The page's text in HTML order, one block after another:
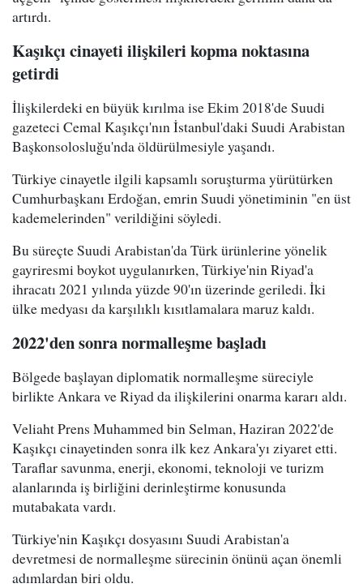
artırdı.
Kaşıkçı cinayeti ilişkileri kopma noktasına
getirdi
İlişkilerdeki en büyük kırılma ise Ekim 2018'de Suudi
gazeteci Cemal Kaşıkçı'nın İstanbul'daki Suudi Arabistan
Başkonsolosluğu'nda öldürülmesiyle yaşandı.
Türkiye cinayetle ilgili kapsamlı soruşturma yürütürken
Cumhurbaşkanı Erdoğan, emrin Suudi yönetiminin "en üst
kademelerinden" verildiğini söyledi.
Bu süreçte Suudi Arabistan'da Türk ürünlerine yönelik
gayriresmi boykot uygulanırken, Türkiye'nin Riyad'a
ihracatı 2021 yılında yüzde 90'ın üzerinde geriledi. İki
ülke medyası da karşılıklı kısıtlamalara maruz kaldı.
2022'den sonra normalleşme başladı
Bölgede başlayan diplomatik normalleşme süreciyle
birlikte Ankara ve Riyad da ilişkilerini onarma kararı aldı.
Veliaht Prens Muhammed bin Selman, Haziran 2022'de
Kaşıkçı cinayetinden sonra ilk kez Ankara'yı ziyaret etti.
Taraflar savunma, enerji, ekonomi, teknoloji ve turizm
alanlarında iş birliğini derinleştirme konusunda
mutabakata vardı.
Türkiye'nin Kaşıkçı dosyasını Suudi Arabistan'a
devretmesi de normalleşme sürecinin önünü açan önemli
adımlardan biri oldu.